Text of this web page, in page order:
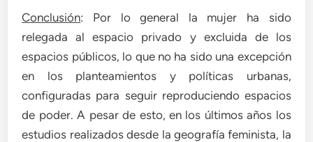
Conclusión: Por lo general la mujer ha sido
relegada al espacio privado y excluida de los
espacios públicos, lo que no ha sido una excepción
en los planteamientos y políticas urbanas,
configuradas para seguir reproduciendo espacios
de poder. A pesar de esto, en los últimos años los
estudios realizados desde la geografía feminista, la